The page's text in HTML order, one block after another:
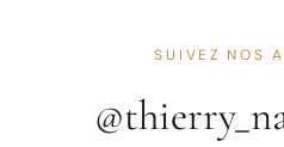
SUIVEZ NOS